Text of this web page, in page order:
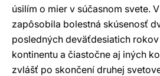
úsilím o mier v súčasnom svete.
zapôsobila bolestná skúsenosť
posledných deväťdesiatich
kontinentu a čiastočne aj iných
zvlášť po skončení druhej